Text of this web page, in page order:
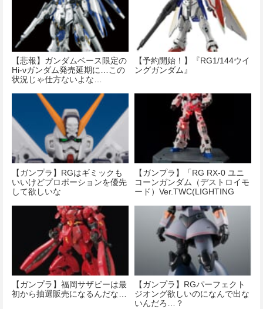
【悲報】ガンダムベース限定の
Hi-νガンダム発売延期に…この
状況じゃ仕方ないよな…
【予約開始！】『RG1/144ウイ
ングガンダム』
【ガンプラ】RGはギミックも
いいけどプロポーションを優先
して欲しいな
【ガンプラ】「RG RX-0 ユニ
コーンガンダム（デストロイモ
ード）Ver.TWC(LIGHTING
6/23(土)より販売！
【ガンプラ】福岡サザビーは最
初から抽選販売になるんだな…
【ガンプラ】RGパーフェクト
ジオング欲しいのになんで出な
いんだろ…？